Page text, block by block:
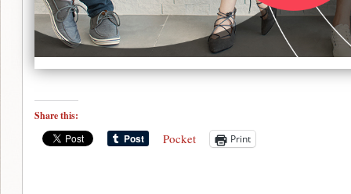
Share this:
Pocket Print